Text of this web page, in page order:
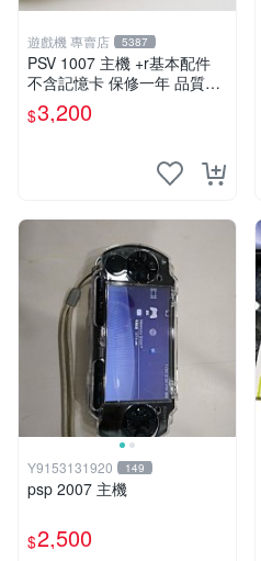
遊戲機 專賣店 5387
PSV 1007 主機 +r基本配件
不含記憶卡 保修一年 品質有
保障
$3,200
Y9153131920 149
psp 2007 主機
$2,500